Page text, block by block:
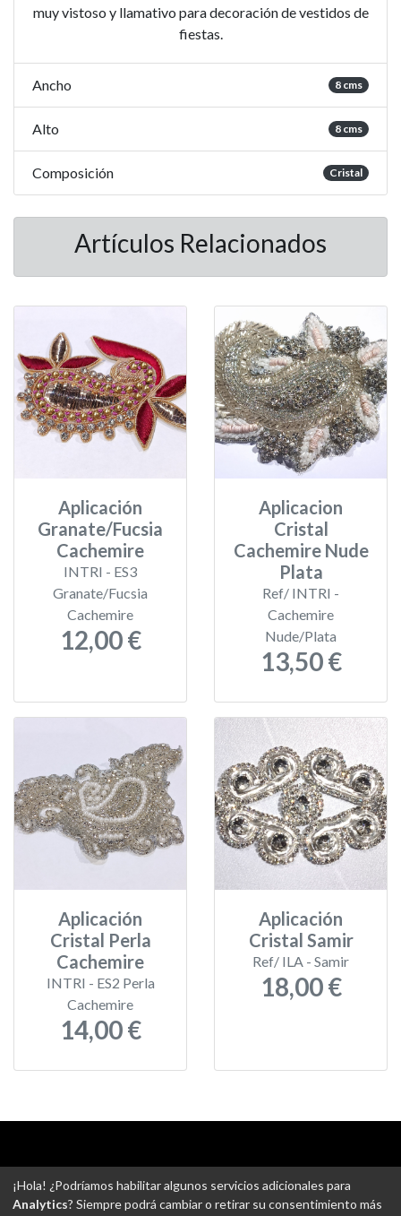
muy vistoso y llamativo para decoración de vestidos de
fiestas.
Ancho 8 cms
Alto 8 cms
Composición Cristal
Artículos Relacionados
Aplicación
Granate/Fucsia
Cachemire
INTRI - ES3
Granate/Fucsia
Cachemire
12,00 €
Aplicacion
Cristal
Cachemire Nude
Plata
Ref/ INTRI -
Cachemire
Nude/Plata
13,50 €
Aplicación
Cristal Perla
Cachemire
INTRI - ES2 Perla
Cachemire
14,00 €
Aplicación
Cristal Samir
Ref/ ILA - Samir
18,00 €
-Gastos de envío-Uso de cookies-Ajustes de Cookies
¡Hola! ¿Podríamos habilitar algunos servicios adicionales para
Analytics? Siempre podrá cambiar o retirar su consentimiento más